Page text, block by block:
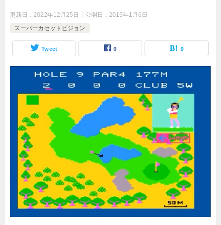
更新日： 2022年12月25日 公開日： 2019年1月6日
スーパーカセットビジョン
Tweet 0 0